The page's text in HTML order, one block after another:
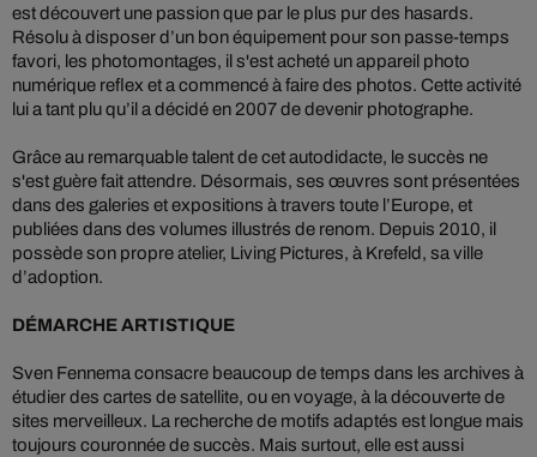
est découvert une passion que par le plus pur des hasards.
Résolu à disposer d’un bon équipement pour son passe-temps
favori, les photomontages, il s'est acheté un appareil photo
numérique reflex et a commencé à faire des photos. Cette activité
lui a tant plu qu’il a décidé en 2007 de devenir photographe.
Grâce au remarquable talent de cet autodidacte, le succès ne
s'est guère fait attendre. Désormais, ses œuvres sont présentées
dans des galeries et expositions à travers toute l’Europe, et
publiées dans des volumes illustrés de renom. Depuis 2010, il
possède son propre atelier, Living Pictures, à Krefeld, sa ville
d’adoption.
DÉMARCHE ARTISTIQUE
Sven Fennema consacre beaucoup de temps dans les archives à
étudier des cartes de satellite, ou en voyage, à la découverte de
sites merveilleux. La recherche de motifs adaptés est longue mais
toujours couronnée de succès. Mais surtout, elle est aussi